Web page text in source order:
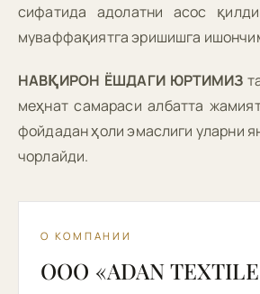
сифатида адолатни асос
муваффақиятга эришишга
НАВҚИРОН ЁШДАГИ ЮРТИМИЗ
меҳнат самараси албатта
фойдадан ҳоли эмаслиги уларни
чорлайди.
О КОМПАНИИ
OOO «ADAN